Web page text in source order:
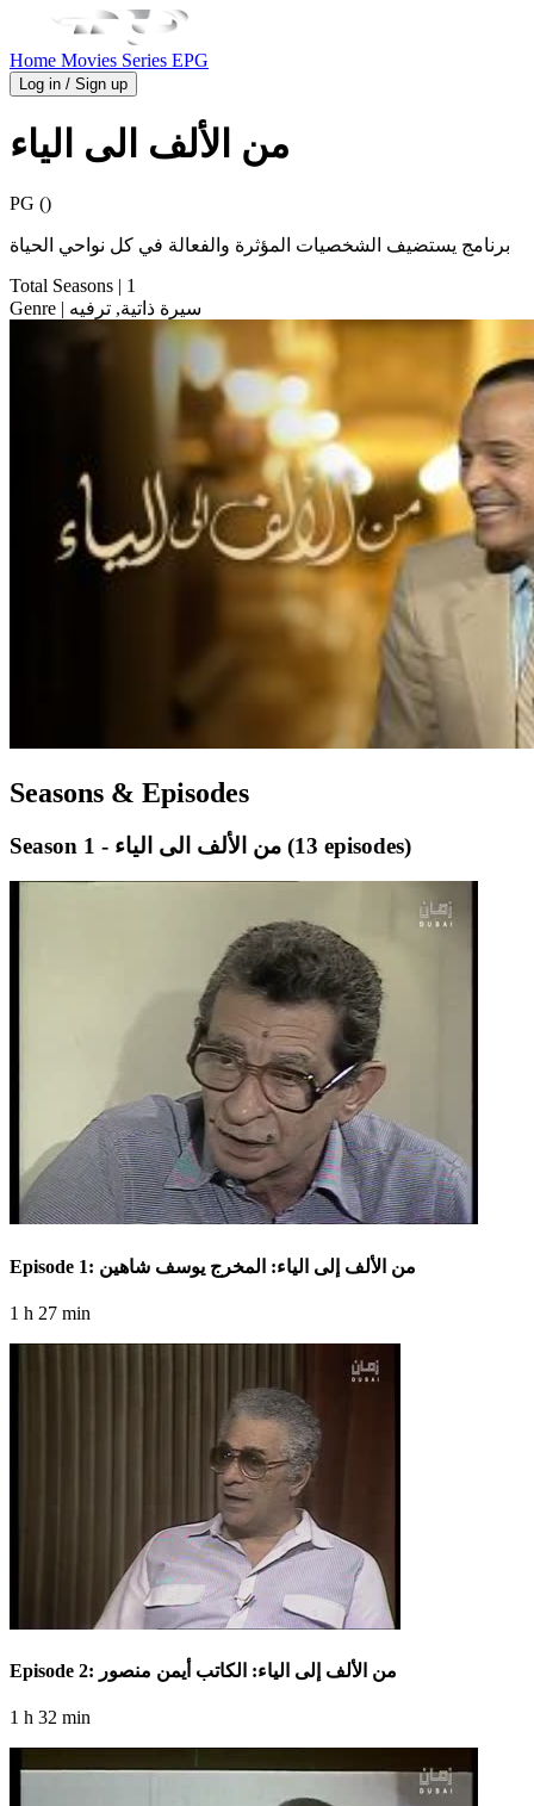
Home Movies Series EPG
Log in / Sign up
من الألف الى الياء
PG ()
برنامج يستضيف الشخصيات المؤثرة والفعالة في كل نواحي الحياة
Total Seasons | 1
Genre
| سيرة ذاتية, ترفيه
Seasons & Episodes
(13 episodes)
Episode 1: من الألف إلى الياء: المخرج يوسف شاهين
1 h 27 min
Episode 2: من الألف إلى الياء: الكاتب أيمن منصور
1 h 32 min